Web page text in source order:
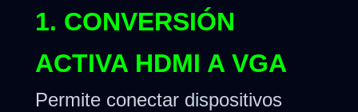
1. CONVERSIÓN
ACTIVA HDMI A VGA
Permite conectar dispositivos